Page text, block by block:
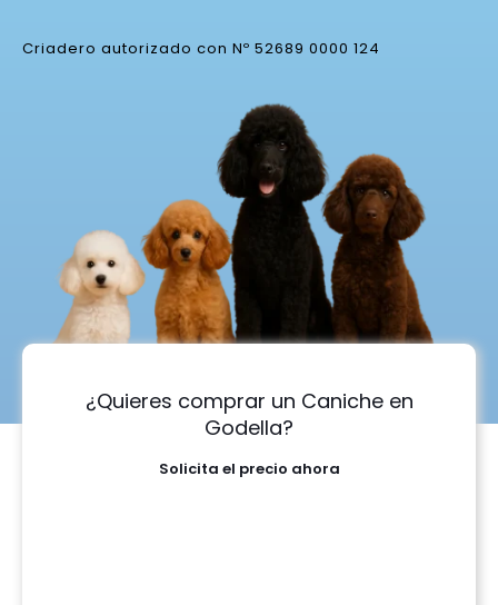
Criadero autorizado con Nº 52689 0000 124
¿Quieres comprar un Caniche en
Godella?
Solicita el precio ahora